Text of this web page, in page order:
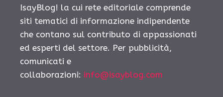
IsayBlog! la cui rete editoriale comprende
siti tematici di informazione indipendente
che contano sul contributo di appassionati
ed esperti del settore. Per pubblicità,
comunicati e
collaborazioni: info@isayblog.com